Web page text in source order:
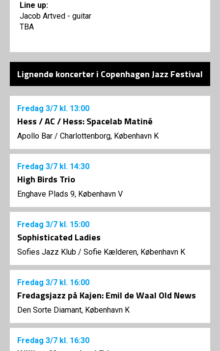
Line up:
Jacob Artved - guitar
TBA
Lignende koncerter i Copenhagen Jazz Festival
Fredag 3/7 kl. 13:00
Hess / AC / Hess: Spacelab Matiné
Apollo Bar / Charlottenborg, København K
Fredag 3/7 kl. 14:30
High Birds Trio
Enghave Plads 9, København V
Fredag 3/7 kl. 15:00
Sophisticated Ladies
Sofies Jazz Klub / Sofie Kælderen, København K
Fredag 3/7 kl. 16:00
Fredagsjazz på Kajen: Emil de Waal Old News
Den Sorte Diamant, København K
Fredag 3/7 kl. 16:30